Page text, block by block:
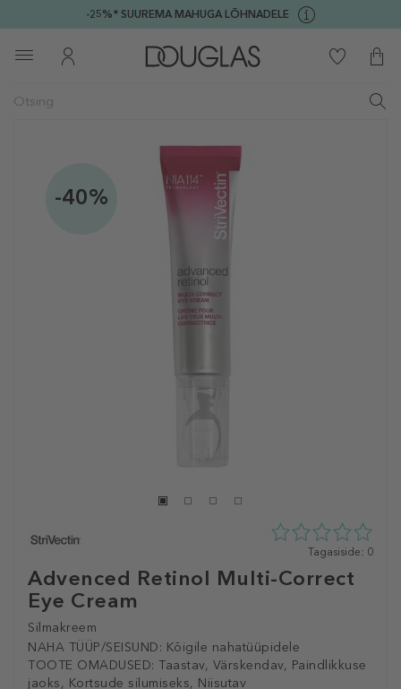
-25%* SUUREMA MAHUGA LÕHNADELE
-40%
Advenced Retinol Multi-Correct
Eye Cream
Silmakreem
NAHA TÜÜP/SEISUND: Kõigile nahatüüpidele
TOOTE OMADUSED: Taastav, Värskendav, Paindlikkuse
jaoks, Kortsude silumiseks, Niisutav
0
5st
Tagasiside: 0